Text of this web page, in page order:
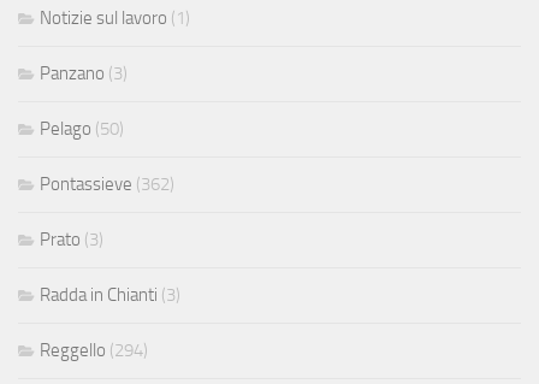
Notizie sul lavoro (1)
Panzano (3)
Pelago (50)
Pontassieve (362)
Prato (3)
Radda in Chianti (3)
Reggello (294)